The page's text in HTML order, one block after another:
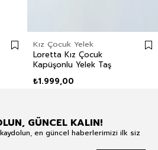
Kız Çocuk Yelek
Loretta Kız Çocuk
Kapüşonlu Yelek Taş
₺1.999,00
GÜNCEL KALIN!
en güncel haberlerimizi ilk siz